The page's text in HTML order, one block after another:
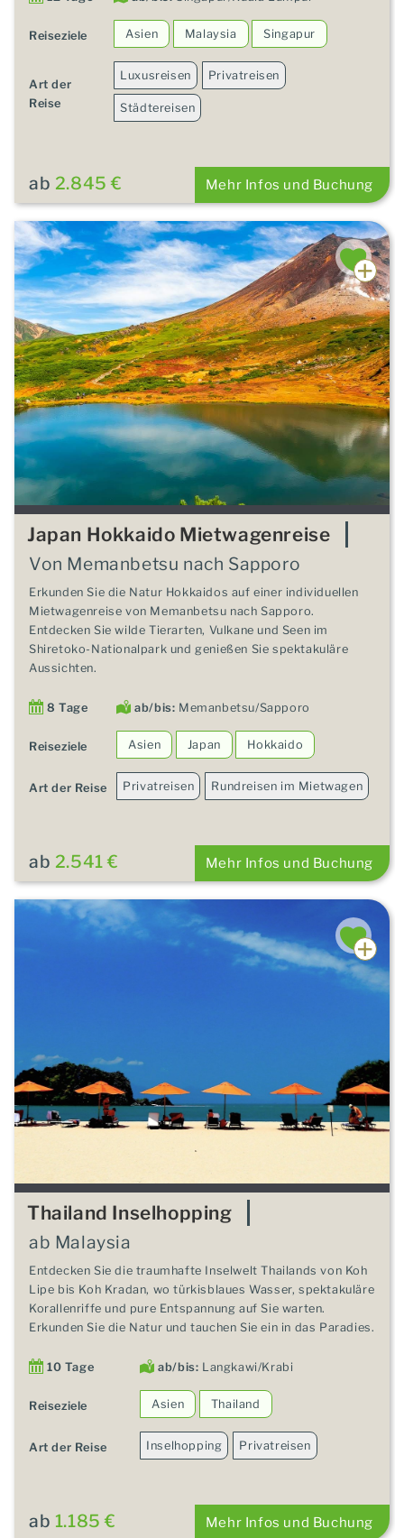
Reiseziele Asien Malaysia Singapur
Art der
Reise
Luxusreisen Privatreisen
Städtereisen
ab 2.845 € Mehr Infos und Buchung
Japan Hokkaido Mietwagenreise
Von Memanbetsu nach Sapporo
Erkunden Sie die Natur Hokkaidos auf einer individuellen
Mietwagenreise von Memanbetsu nach Sapporo.
Entdecken Sie wilde Tierarten, Vulkane und Seen im
Shiretoko-Nationalpark und genießen Sie spektakuläre
Aussichten.
8 Tage ab/bis: Memanbetsu/Sapporo
Reiseziele Asien Japan Hokkaido
Art der Reise Privatreisen Rundreisen im Mietwagen
ab 2.541 € Mehr Infos und Buchung
Thailand Inselhopping
ab Malaysia
Entdecken Sie die traumhafte Inselwelt Thailands von Koh
Lipe bis Koh Kradan, wo türkisblaues Wasser, spektakuläre
Korallenriffe und pure Entspannung auf Sie warten.
Erkunden Sie die Natur und tauchen Sie ein in das Paradies.
10 Tage ab/bis: Langkawi/Krabi
Reiseziele Asien Thailand
Art der Reise Inselhopping Privatreisen
ab 1.185 € Mehr Infos und Buchung